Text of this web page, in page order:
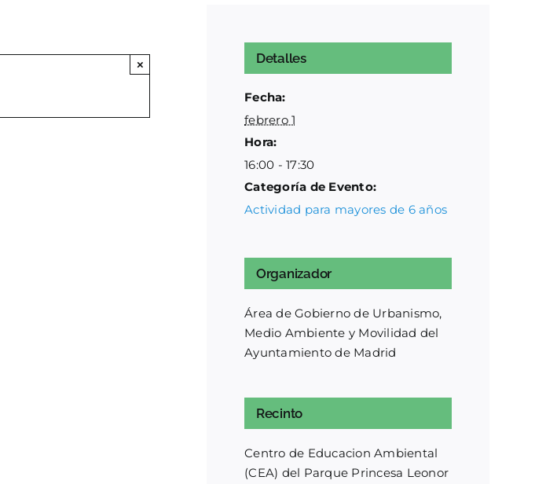
× Detalles
Fecha:
febrero 1
Hora:
16:00 - 17:30
Categoría de Evento:
Actividad para mayores de 6 años
Organizador
Área de Gobierno de Urbanismo,
Medio Ambiente y Movilidad del
Ayuntamiento de Madrid
Recinto
Centro de Educacion Ambiental
(CEA) del Parque Princesa Leonor